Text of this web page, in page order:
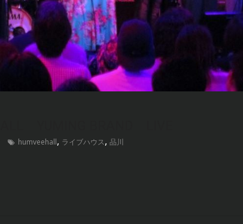
humveehall, ライブハウス,品川